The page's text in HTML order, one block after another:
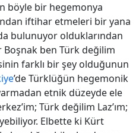
böyle bir hegemonya
iftihar etmeleri bir yana
bulunuyor olduklarından
ben Türk değilim
farklı bir şey olduğunun
’de Türklüğün hegemonik
etnik düzeyde ele
Türk değilim Laz’ım;
Elbette ki Kürt